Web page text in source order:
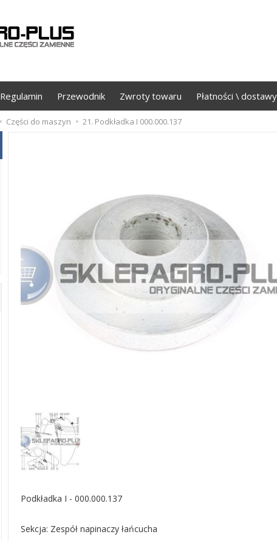
Regulamin Przewodnik Zwroty towaru Płatności \ dostawy
Części do maszyn 21. Podkładka I 000.000.137
Podkładka I - 000.000.137
Sekcja: Zespół napinaczy łańcucha